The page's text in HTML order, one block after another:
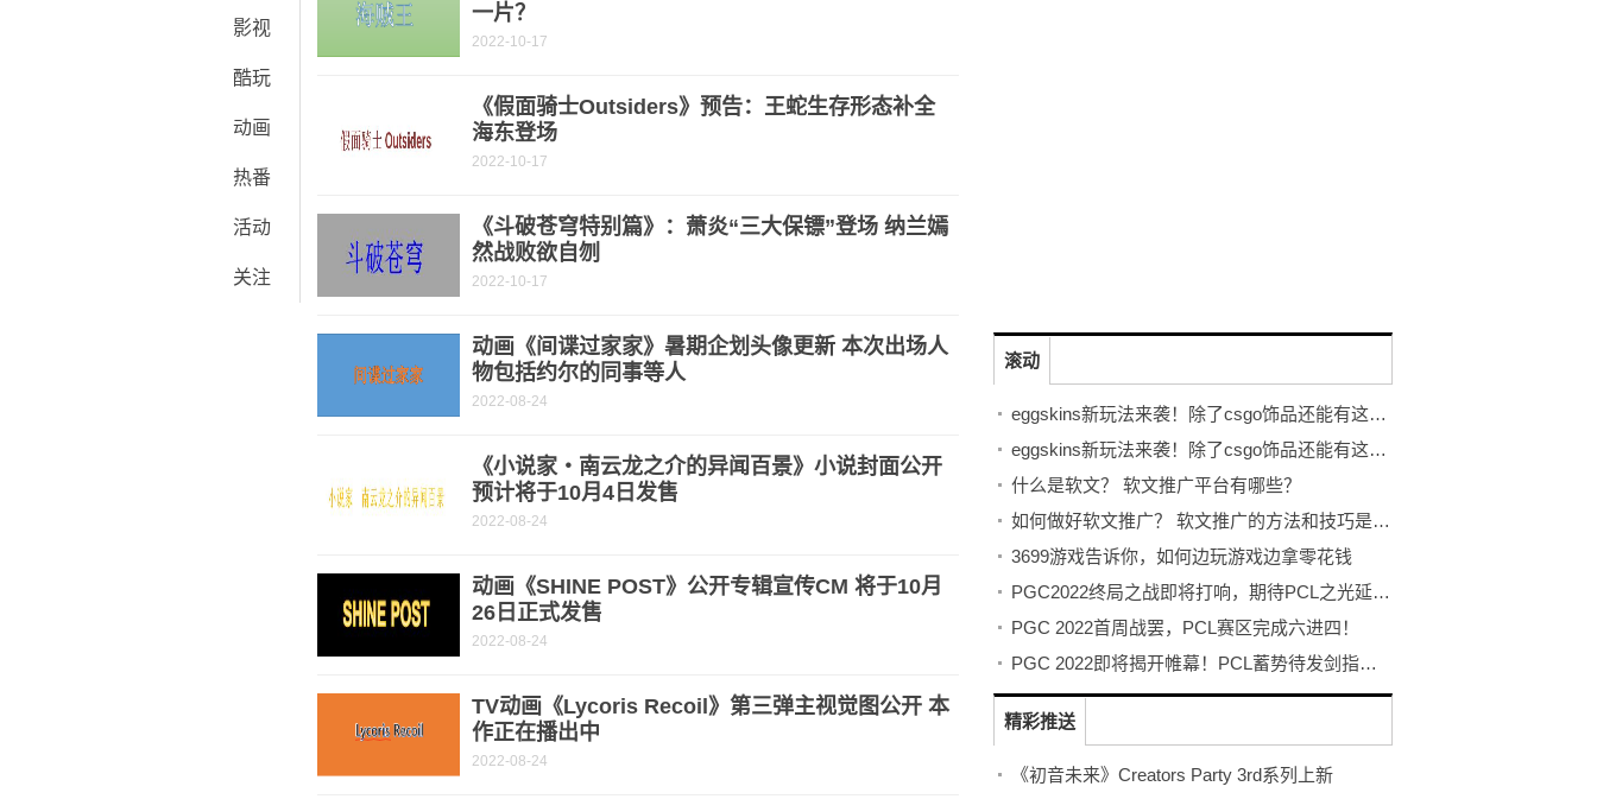
影视
酷玩
动画
热番
活动
关注
一片？
2022-10-17
《假面骑士Outsiders》预告：王蛇生存形态补全
海东登场
2022-10-17
《斗破苍穹特别篇》：萧炎“三大保镖”登场 纳兰嫣
然战败欲自刎
2022-10-17
动画《间谍过家家》暑期企划头像更新 本次出场人
物包括约尔的同事等人
2022-08-24
《小说家・南云龙之介的异闻百景》小说封面公开
预计将于10月4日发售
2022-08-24
动画《SHINE POST》公开专辑宣传CM 将于10月
26日正式发售
2022-08-24
TV动画《Lycoris Recoil》第三弹主视觉图公开 本
作正在播出中
2022-08-24
滚动
eggskins新玩法来袭！除了csgo饰品还能有这些...
eggskins新玩法来袭！除了csgo饰品还能有这些...
什么是软文？ 软文推广平台有哪些？
如何做好软文推广？ 软文推广的方法和技巧是什么？
3699游戏告诉你，如何边玩游戏边拿零花钱
PGC2022终局之战即将打响，期待PCL之光延续迈向最高顶峰！
PGC 2022首周战罢，PCL赛区完成六进四！
PGC 2022即将揭开帷幕！PCL蓄势待发剑指至高荣耀！
精彩推送
《初音未来》Creators Party 3rd系列上新